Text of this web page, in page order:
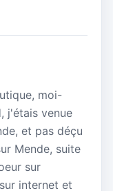
moi-
j'étais venue
et pas déçu
Mende, suite
sur
internet et